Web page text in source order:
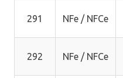
291 NFe / NFCe
292 NFe / NFCe